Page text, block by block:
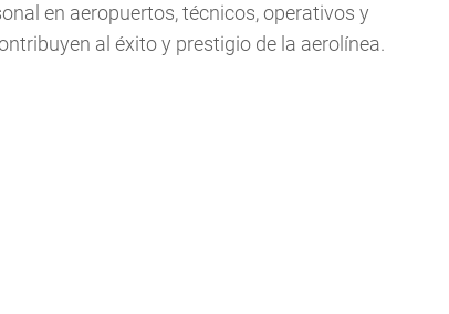
en aeropuertos, técnicos, operativos y
al éxito y prestigio de la aerolínea.